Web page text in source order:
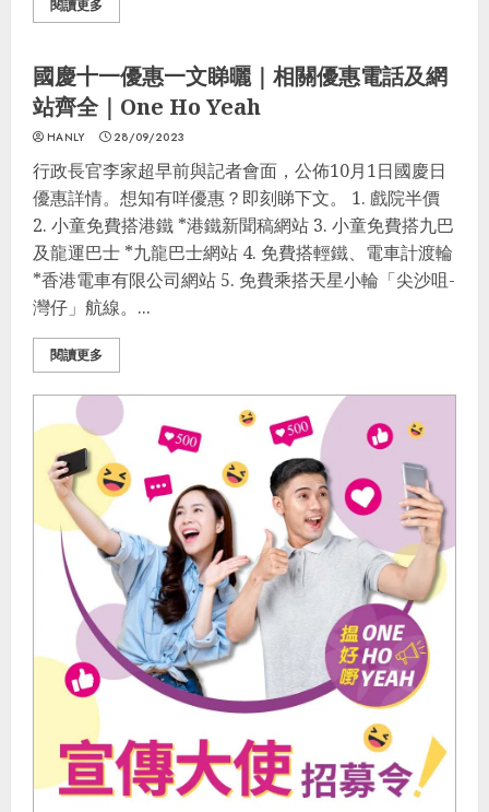
閱讀更多
開心玩
國慶十一優惠一文睇曬｜相關優惠電話及網
站齊全｜One Ho Yeah
HANLY 28/09/2023
行政長官李家超早前與記者會面，公佈10月1日國慶日
優惠詳情。想知有咩優惠？即刻睇下文。 1. 戲院半價
2. 小童免費搭港鐵 *港鐵新聞稿網站 3. 小童免費搭九巴
及龍運巴士 *九龍巴士網站 4. 免費搭輕鐵、電車計渡輪
*香港電車有限公司網站 5. 免費乘搭天星小輪「尖沙咀-
灣仔」航線。...
閱讀更多